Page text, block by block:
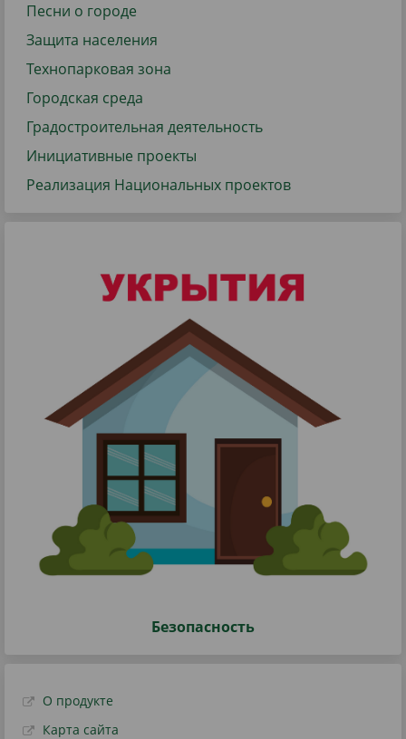
Песни о городе
Защита населения
Технопарковая зона
Городская среда
Градостроительная деятельность
Инициативные проекты
Реализация Национальных проектов
Безопасность
О продукте
Карта сайта